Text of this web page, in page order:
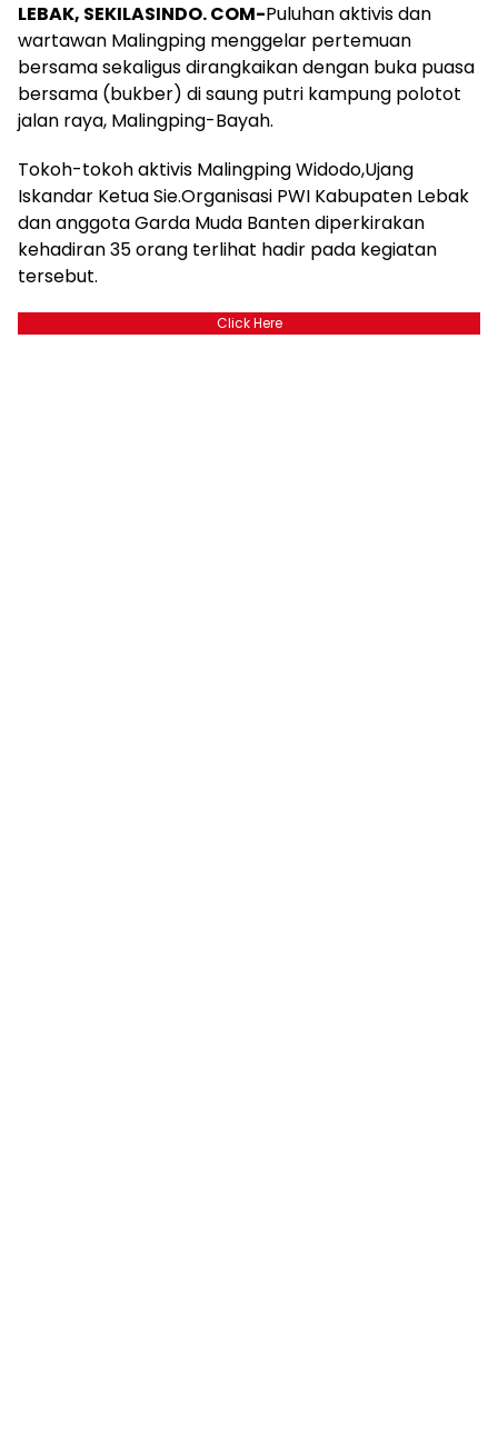
LEBAK, SEKILASINDO. COM-Puluhan aktivis dan
wartawan Malingping menggelar pertemuan
bersama sekaligus dirangkaikan dengan buka puasa
bersama (bukber) di saung putri kampung polotot
jalan raya, Malingping-Bayah.
Tokoh-tokoh aktivis Malingping Widodo,Ujang
Iskandar Ketua Sie.Organisasi PWI Kabupaten Lebak
dan anggota Garda Muda Banten diperkirakan
kehadiran 35 orang terlihat hadir pada kegiatan
tersebut.
Click Here